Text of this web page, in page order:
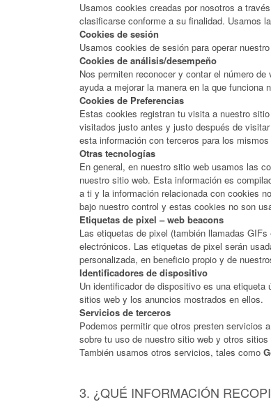
Usamos cookies creadas por nosotros a
clasificarse conforme a su finalidad. Usamos
Cookies de sesión
Usamos cookies de sesión para operar
Cookies de análisis/desempeño
Nos permiten reconocer y contar el número
ayuda a mejorar la manera en la que funciona
Cookies de Preferencias
Estas cookies registran tu visita a nuestro
visitados justo antes y justo después de
esta información con terceros para los
Otras tecnologías
En general, en nuestro sitio web usamos las
nuestro sitio web. Esta información es
a ti y la información relacionada con cookies
bajo nuestro control y estas cookies no son
Etiquetas de pixel – web beacons
Las etiquetas de pixel (también llamadas
electrónicos. Las etiquetas de pixel serán
personalizada, en beneficio propio y de
Identificadores de dispositivo
Un identificador de dispositivo es una
sitios web y los anuncios mostrados en ellos.
Servicios de terceros
Podemos permitir que otros presten servicios
sobre tu uso de nuestro sitio web y otros
También usamos otros servicios, tales como
3. ¿QUÉ INFORMACIÓN